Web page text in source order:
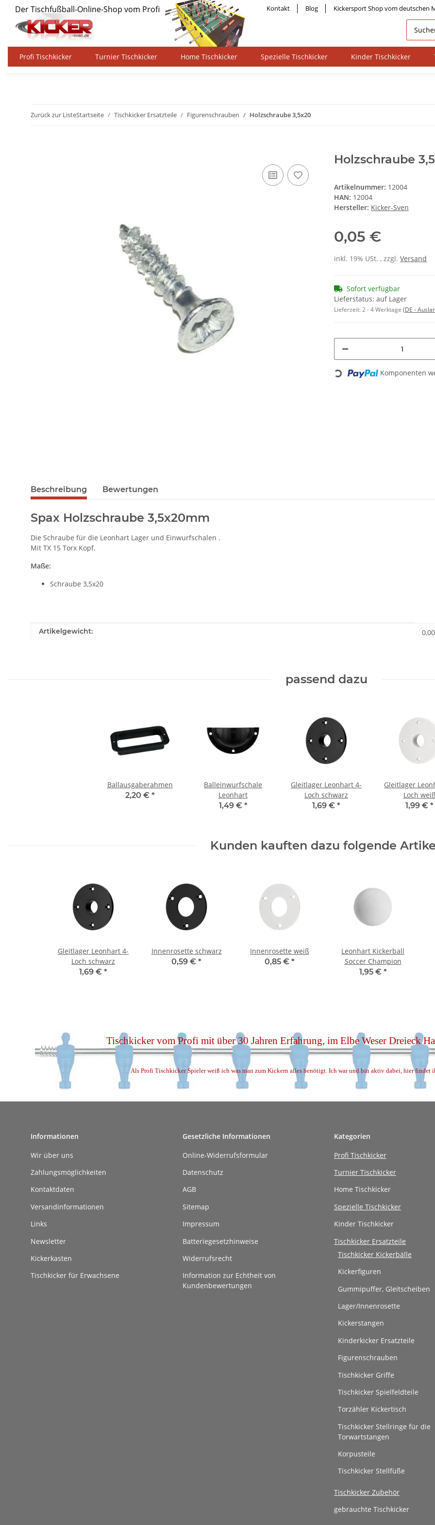
Kontakt Blog Kickersport Shop vom deutschen
Profi Tischkicker Turnier Tischkicker Home Tischkicker Spezielle Tischkicker Kinder Tischkicker
Zurück zur ListeStartseite Tischkicker Ersatzteile Figurenschrauben Holzschraube 3,5x20
Holzschraube
Artikelnummer: 12004
HAN: 12004
Hersteller: Kicker-Sven
0,05 €
inkl. 19% USt. , zzgl. Versand
Sofort verfügbar
Lieferstatus: auf Lager
Lieferzeit:2 - 4 Werktage (DE -
Loading... Komponenten
Beschreibung Bewertungen
Spax Holzschraube 3,5x20mm
Die Schraube für die Leonhart Lager und Einwurfschalen .
Mit TX 15 Torx Kopf.
Maße:
Schraube 3,5x20
Produkteigenschaft
Wert
Artikelgewicht: 0,00
passend dazu
Ballausgaberahmen
2,20 € *
Balleinwurfschale
Leonhart
1,49 € *
Gleitlager Leonhart 4-
Loch schwarz
1,69 € *
Gleitlager
Loch
1,99 € *
Kunden kauften dazu folgende
Gleitlager Leonhart 4-
Loch schwarz
1,69 € *
Innenrosette schwarz
0,59 € *
Innenrosette weiß
0,85 € *
Leonhart Kickerball
Soccer Champion
1,95 € *
Tischkicker vom Profi mit über 30 Jahren Erfahrung, im Elbe Weser Dreieck
Als Profi Tischkicker Spieler weiß ich was man zum Kickern alles benötigt. Ich war und bin aktiv dabei, hier findet
Informationen
Wir über uns
Zahlungsmöglichkeiten
Kontaktdaten
Versandinformationen
Links
Newsletter
Kickerkasten
Tischkicker für Erwachsene
Gesetzliche Informationen
Online-Widerrufsformular
Datenschutz
AGB
Sitemap
Impressum
Batteriegesetzhinweise
Widerrufsrecht
Information zur Echtheit von
Kundenbewertungen
Kategorien
Profi Tischkicker
Turnier Tischkicker
Home Tischkicker
Spezielle Tischkicker
Kinder Tischkicker
Tischkicker Ersatzteile
Tischkicker Kickerbälle
Kickerfiguren
Gummipuffer, Gleitscheiben
Lager/Innenrosette
Kickerstangen
Kinderkicker Ersatzteile
Figurenschrauben
Tischkicker Griffe
Tischkicker Spielfeldteile
Torzähler Kickertisch
Tischkicker Stellringe für die
Torwartstangen
Korpusteile
Tischkicker Stellfüße
Tischkicker Zubehör
gebrauchte Tischkicker